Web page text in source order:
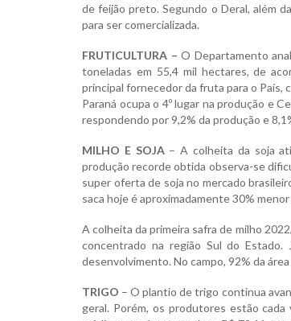
de feijão preto. Segundo o Deral, além
para ser comercializada.
FRUTICULTURA – O Departamento
toneladas em 55,4 mil hectares, de
principal fornecedor da fruta para o País,
Paraná ocupa o 4º lugar na produção e
respondendo por 9,2% da produção e
MILHO E SOJA– A colheita da soja
produção recorde obtida observa-se
super oferta de soja no mercado
saca hoje é aproximadamente 30%
A colheita da primeira safra de milho
concentrado na região Sul do
desenvolvimento. No campo, 92% da
TRIGO – O plantio de trigo continua
geral. Porém, os produtores estão